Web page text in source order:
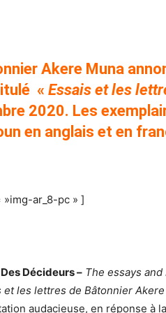
Akere Muna
« Essais et les
2020. Les
en anglais et en
»img-ar_8-pc » ]
Décideurs – The essays
et les lettres de Bâtonnier
audacieuse, en réponse à